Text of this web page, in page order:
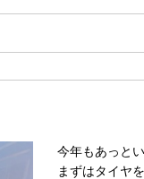
今年もあっと
まずはタイヤ